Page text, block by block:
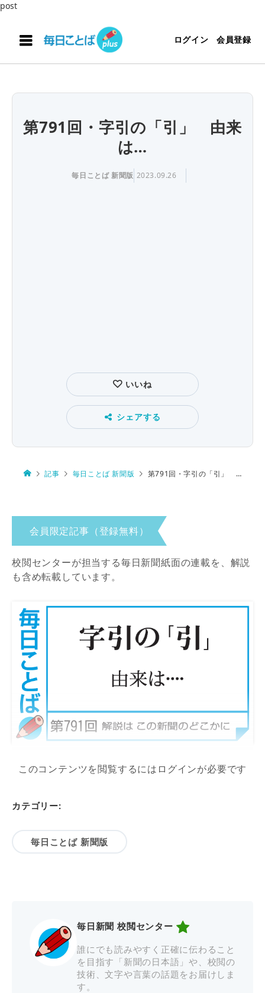
post
ログイン 会員登録
第791回・字引の「引」 由来
は…
毎日ことば 新聞版 2023.09.26
いいね
シェアする
記事 毎日ことば 新聞版 第791回・字引の「引」 由来は…
会員限定記事（登録無料）
校閲センターが担当する毎日新聞紙面の連載を、解説
も含め転載しています。
このコンテンツを閲覧するにはログインが必要です
カテゴリー:
毎日ことば 新聞版
毎日新聞 校閲センター
誰にでも読みやすく正確に伝わること
を目指す「新聞の日本語」や、校閲の
技術、文字や言葉の話題をお届けしま
す。